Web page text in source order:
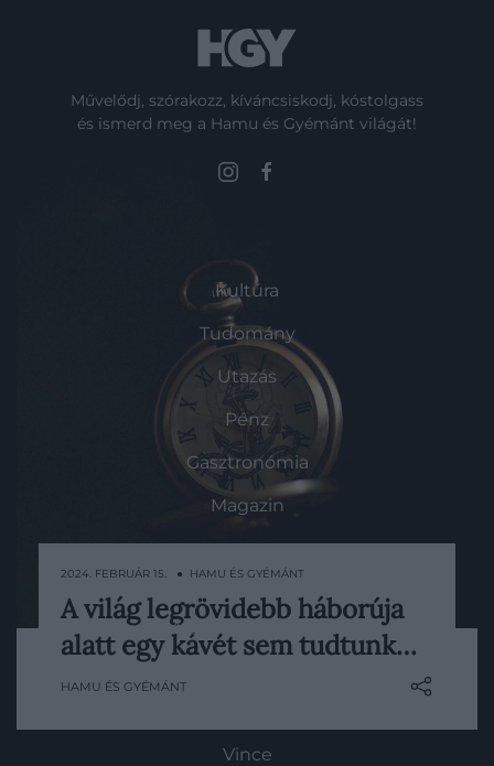
Bár a történelemkönyvekből számos
elhúzódó háborús konfliktust ismerünk,
létezik azonban olyan, hogy két
ellentétben álló állam között hamar eldől,
ki az erősebb. Ilyen volt az Egyesült
Királyság és a Zanzibári Szultánság 1896-os
2024. FEBRUÁR 15. ● HAMU ÉS GYÉMÁNT
A világ legrövidebb háborúja
alatt egy kávét sem tudtunk…
HAMU ÉS GYÉMÁNT
Művelődj, szórakozz, kíváncsiskodj, kóstolgass
és ismerd meg a Hamu és Gyémánt világát!
Kultúra
Tudomány
Utazás
Pénz
Gasztronómia
Magazin
HG MEDIA
Magazin-előfizetés
Vince